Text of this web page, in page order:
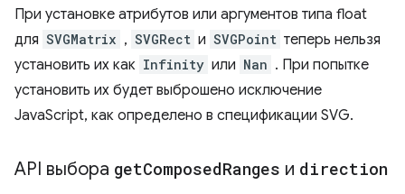
При установке атрибутов или аргументов типа float
для SVGMatrix , SVGRect и SVGPoint теперь нельзя
установить их как Infinity или Nan . При попытке
установить их будет выброшено исключение
JavaScript, как определено в спецификации SVG.
API выбора getComposedRanges и direction